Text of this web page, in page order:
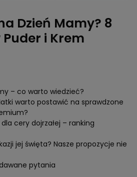
Dzień Mamy? 8
i Krem
– co warto wiedzieć?
warto postawić na sprawdzone
cery dojrzałej – ranking
jej święta? Nasze propozycje nie
pytania